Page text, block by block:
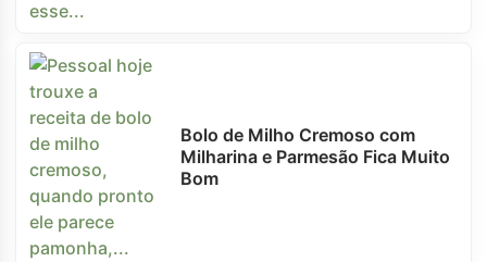
Bolo de Milho Cremoso com
Milharina e Parmesão Fica Muito
Bom